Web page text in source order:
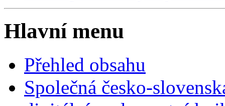
Hlavní menu
Přehled obsahu
Společná česko-